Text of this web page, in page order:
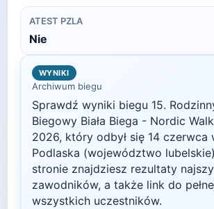
ATEST PZLA
Nie
WYNIKI
Archiwum biegu
Sprawdź wyniki biegu 15.
Biegowy Biała Biega - Nordic
2026, który odbył się 14 czerwca
Podlaska (województwo lubelskie)
stronie znajdziesz rezultaty
zawodników, a także link do
wszystkich uczestników.